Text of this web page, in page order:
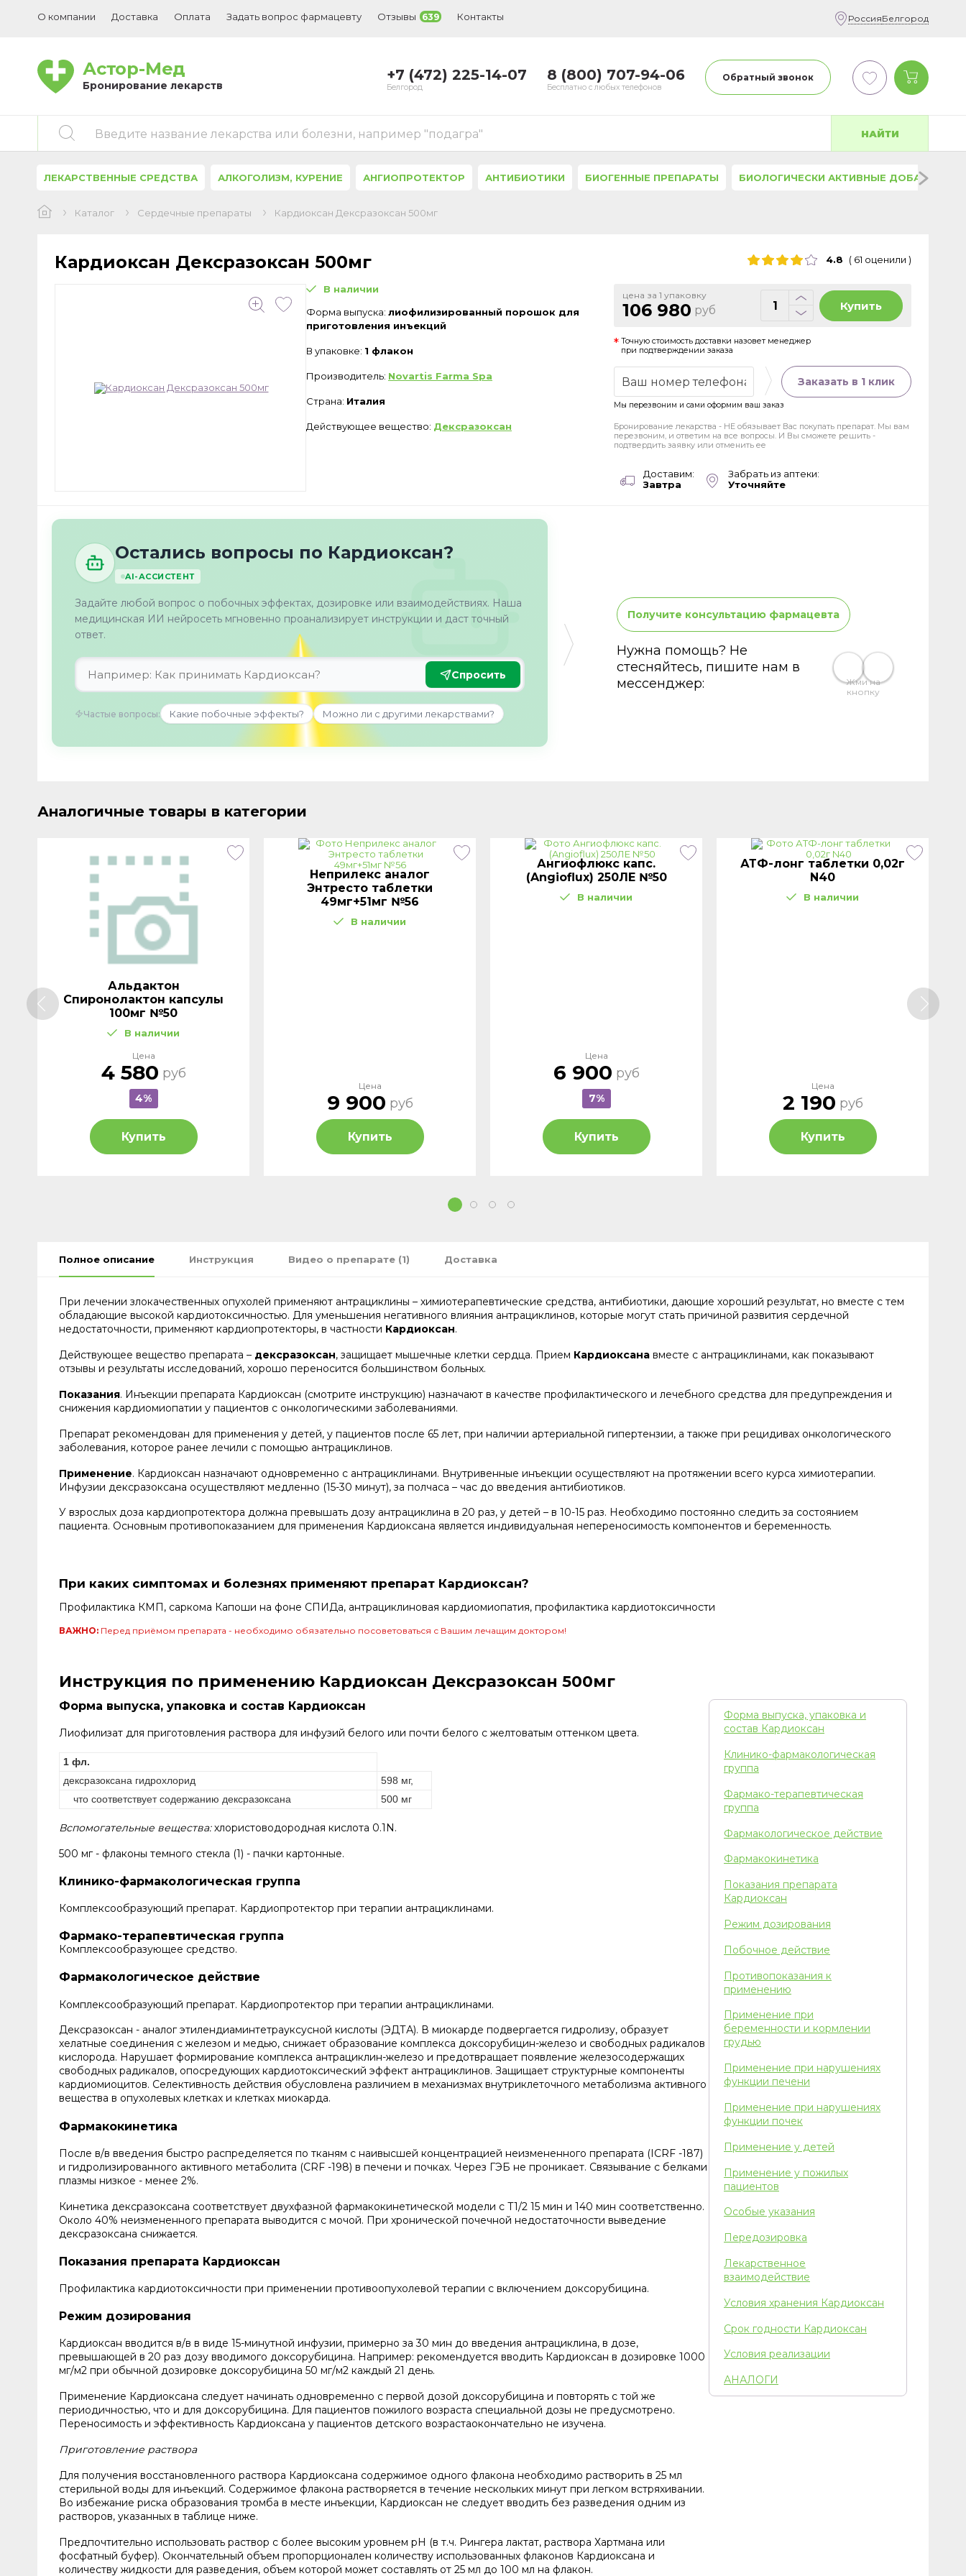
О компании Доставка Оплата Задать вопрос фармацевту Отзывы 639 Контакты РоссияБелгород
Астор-Мед
Бронирование лекарств
+7 (472) 225-14-07
Белгород
8 (800) 707-94-06
Бесплатно с любых телефонов
Обратный звонок
Введите название лекарства или болезни, например "подагра" НАЙТИ
ЛЕКАРСТВЕННЫЕ СРЕДСТВА АЛКОГОЛИЗМ, КУРЕНИЕ АНГИОПРОТЕКТОР АНТИБИОТИКИ БИОГЕННЫЕ ПРЕПАРАТЫ БИОЛОГИЧЕСКИ АКТИВНЫЕ ДОБАВКИ
Каталог Сердечные препараты Кардиоксан Дексразоксан 500мг
Кардиоксан Дексразоксан 500мг 4.8 ( 61 оценили )
В наличии
Форма выпуска: лиофилизированный порошок для
приготовления инъекций
В упаковке: 1 флакон
Производитель: Novartis Farma Spa
Страна: Италия
Действующее вещество: Дексразоксан
цена за 1 упаковку
106 980 руб Купить
Точную стоимость доставки назовет менеджер
при подтверждении заказа
Заказать в 1 клик
Мы перезвоним и сами оформим ваш заказ
Бронирование лекарства - НЕ обязывает Вас покупать препарат. Мы вам
перезвоним, и ответим на все вопросы. И Вы сможете решить -
подтвердить заявку или отменить ее
Доставим:
Завтра
Забрать из аптеки:
Уточняйте
Остались вопросы по Кардиоксан?
AI-АССИСТЕНТ
Задайте любой вопрос о побочных эффектах, дозировке или взаимодействиях. Наша
медицинская ИИ нейросеть мгновенно проанализирует инструкции и даст точный
ответ.
Спросить
Частые вопросы: Какие побочные эффекты? Можно ли с другими лекарствами?
Получите консультацию фармацевта
Нужна помощь? Не
стесняйтесь, пишите нам в
мессенджер:
Жми на
кнопку
Аналогичные товары в категории
Альдактон
Cпиронолактон капсулы
100мг №50
В наличии
Цена
4 580 руб
4%
Купить
Неприлекс аналог
Энтресто таблетки
49мг+51мг №56
В наличии
Цена
9 900 руб
Купить
Ангиофлюкс капс.
(Angioflux) 250ЛЕ №50
В наличии
Цена
6 900 руб
7%
Купить
АТФ-лонг таблетки 0,02г
N40
В наличии
Цена
2 190 руб
Купить
Полное описание Инструкция Видео о препарате (1) Доставка
При лечении злокачественных опухолей применяют антрациклины – химиотерапевтические средства, антибиотики, дающие хороший результат, но вместе с тем
обладающие высокой кардиотоксичностью. Для уменьшения негативного влияния антрациклинов, которые могут стать причиной развития сердечной
недостаточности, применяют кардиопротекторы, в частности Кардиоксан.
Действующее вещество препарата – дексразоксан, защищает мышечные клетки сердца. Прием Кардиоксана вместе с антрациклинами, как показывают
отзывы и результаты исследований, хорошо переносится большинством больных.
Показания. Инъекции препарата Кардиоксан (смотрите инструкцию) назначают в качестве профилактического и лечебного средства для предупреждения и
снижения кардиомиопатии у пациентов с онкологическими заболеваниями.
Препарат рекомендован для применения у детей, у пациентов после 65 лет, при наличии артериальной гипертензии, а также при рецидивах онкологического
заболевания, которое ранее лечили с помощью антрациклинов.
Применение. Кардиоксан назначают одновременно с антрациклинами. Внутривенные инъекции осуществляют на протяжении всего курса химиотерапии.
Инфузии дексразоксана осуществляют медленно (15-30 минут), за полчаса – час до введения антибиотиков.
У взрослых доза кардиопротектора должна превышать дозу антрациклина в 20 раз, у детей – в 10-15 раз. Необходимо постоянно следить за состоянием
пациента. Основным противопоказанием для применения Кардиоксана является индивидуальная непереносимость компонентов и беременность.
При каких симптомах и болезнях применяют препарат Кардиоксан?
Профилактика КМП, саркома Капоши на фоне СПИДа, антрациклиновая кардиомиопатия, профилактика кардиотоксичности
ВАЖНО: Перед приёмом препарата - необходимо обязательно посоветоваться с Вашим лечащим доктором!
Инструкция по применению Кардиоксан Дексразоксан 500мг
Форма выпуска, упаковка и состав Кардиоксан
Лиофилизат для приготовления раствора для инфузий белого или почти белого с желтоватым оттенком цвета.
1 фл.
дексразоксана гидрохлорид
598 мг,
что соответствует содержанию дексразоксана
500 мг
Вспомогательные вещества:хлористоводородная кислота 0.1N.
500 мг - флаконы темного стекла (1) - пачки картонные.
Клинико-фармакологическая группа
Комплексообразующий препарат. Кардиопротектор при терапии антрациклинами.
Фармако-терапевтическая группа
Комплексообразующее средство.
Фармакологическое действие
Комплексообразующий препарат. Кардиопротектор при терапии антрациклинами.
Дексразоксан - аналог этилендиаминтетрауксусной кислоты (ЭДТА). В миокарде подвергается гидролизу, образует
хелатные соединения с железом и медью, снижает образование комплекса доксорубицин-железо и свободных радикалов
кислорода. Нарушает формирование комплекса антрациклин-железо и предотвращает появление железосодержащих
свободных радикалов, опосредующих кардиотоксический эффект антрациклинов. Защищает структурные компоненты
кардиомиоцитов. Селективность действия обусловлена различием в механизмах внутриклеточного метаболизма активного
вещества в опухолевых клетках и клетках миокарда.
Фармакокинетика
После в/в введения быстро распределяется по тканям с наивысшей концентрацией неизмененного препарата (ICRF -187)
и гидролизированного активного метаболита (CRF -198) в печени и почках. Через ГЭБ не проникает. Связывание с белками
плазмы низкое - менее 2%.
Кинетика дексразоксана соответствует двухфазной фармакокинетической модели с T1/2 15 мин и 140 мин соответственно.
Около 40% неизмененного препарата выводится с мочой. При хронической почечной недостаточности выведение
дексразоксана снижается.
Показания препарата Кардиоксан
Профилактика кардиотоксичности при применении противоопухолевой терапии с включением доксорубицина.
Режим дозирования
Кардиоксан вводится в/в в виде 15-минутной инфузии, примерно за 30 мин до введения антрациклина, в дозе,
превышающей в 20 раз дозу вводимого доксорубицина. Например: рекомендуется вводить Кардиоксан в дозировке 1000
мг/м2 при обычной дозировке доксорубицина 50 мг/м2 каждый 21 день.
Применение Кардиоксана следует начинать одновременно с первой дозой доксорубицина и повторять с той же
периодичностью, что и для доксорубицина. Для пациентов пожилого возраста специальной дозы не предусмотрено.
Переносимость и эффективность Кардиоксана у пациентов детского возрастаокончательно не изучена.
Приготовление раствора
Для получения восстановленного раствора Кардиоксана содержимое одного флакона необходимо растворить в 25 мл
стерильной воды для инъекций. Содержимое флакона растворяется в течение нескольких минут при легком встряхивании.
Во избежание риска образования тромба в месте инъекции, Кардиоксан не следует вводить без разведения одним из
растворов, указанных в таблице ниже.
Предпочтительно использовать раствор с более высоким уровнем рН (в т.ч. Рингера лактат, раствора Хартмана или
фосфатный буфер). Окончательный объем пропорционален количеству использованных флаконов Кардиоксана и
количеству жидкости для разведения, объем которой может составлять от 25 мл до 100 мл на флакон.
Форма выпуска, упаковка и
состав Кардиоксан
Клинико-фармакологическая
группа
Фармако-терапевтическая
группа
Фармакологическое действие
Фармакокинетика
Показания препарата
Кардиоксан
Режим дозирования
Побочное действие
Противопоказания к
применению
Применение при
беременности и кормлении
грудью
Применение при нарушениях
функции печени
Применение при нарушениях
функции почек
Применение у детей
Применение у пожилых
пациентов
Особые указания
Передозировка
Лекарственное
взаимодействие
Условия хранения Кардиоксан
Срок годности Кардиоксан
Условия реализации
АНАЛОГИ